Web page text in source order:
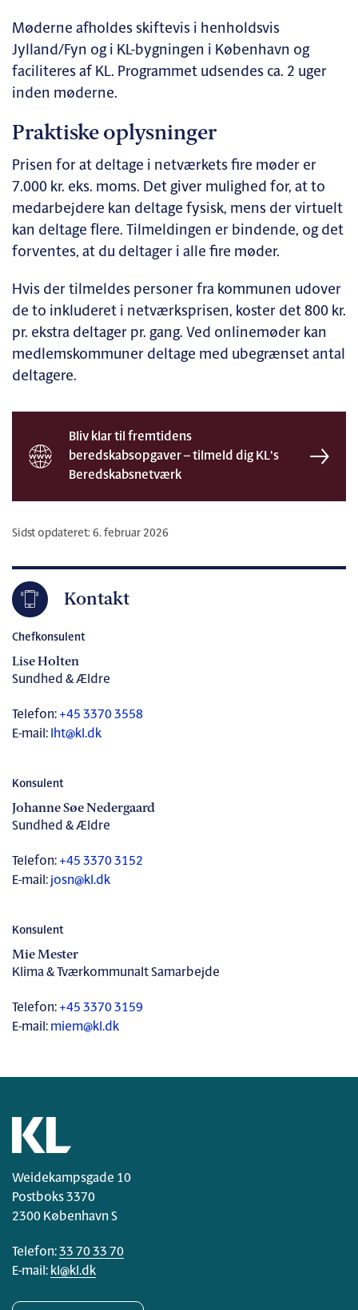
Møderne afholdes skiftevis i henholdsvis
Jylland/Fyn og i KL-bygningen i København og
faciliteres af KL. Programmet udsendes ca. 2 uger
inden møderne.
Praktiske oplysninger
Prisen for at deltage i netværkets fire møder er
7.000 kr. eks. moms. Det giver mulighed for, at to
medarbejdere kan deltage fysisk, mens der virtuelt
kan deltage flere. Tilmeldingen er bindende, og det
forventes, at du deltager i alle fire møder.
Hvis der tilmeldes personer fra kommunen udover
de to inkluderet i netværksprisen, koster det 800 kr.
pr. ekstra deltager pr. gang. Ved onlinemøder kan
medlemskommuner deltage med ubegrænset antal
deltagere.
Bliv klar til fremtidens
beredskabsopgaver – tilmeld dig KL's
Beredskabsnetværk
Sidst opdateret: 6. februar 2026
Kontakt
Chefkonsulent
Lise Holten
Sundhed & Ældre
Telefon: +45 3370 3558
E-mail: lht@kl.dk
Konsulent
Johanne Søe Nedergaard
Sundhed & Ældre
Telefon: +45 3370 3152
E-mail: josn@kl.dk
Konsulent
Mie Mester
Klima & Tværkommunalt Samarbejde
Telefon: +45 3370 3159
E-mail: miem@kl.dk
Weidekampsgade 10
Postboks 3370
2300 København S
Telefon:33 70 33 70
E-mail: kl@kl.dk